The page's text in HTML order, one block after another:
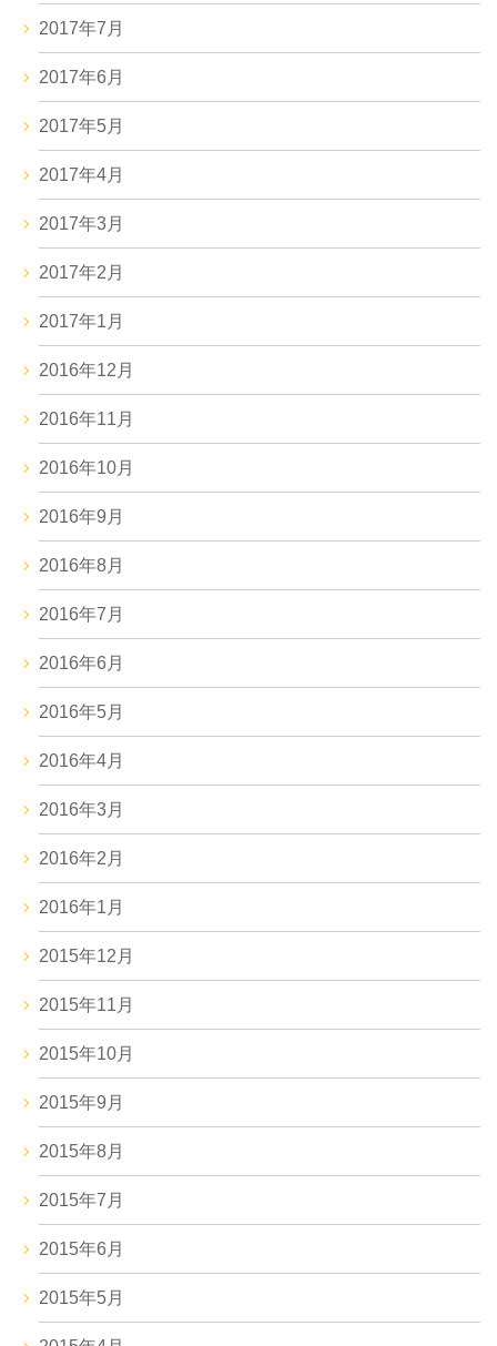
2017年7月
2017年6月
2017年5月
2017年4月
2017年3月
2017年2月
2017年1月
2016年12月
2016年11月
2016年10月
2016年9月
2016年8月
2016年7月
2016年6月
2016年5月
2016年4月
2016年3月
2016年2月
2016年1月
2015年12月
2015年11月
2015年10月
2015年9月
2015年8月
2015年7月
2015年6月
2015年5月